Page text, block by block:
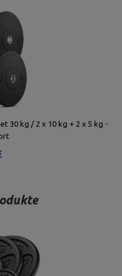
30 kg / 2 x 10 kg + 2 x 5 kg -